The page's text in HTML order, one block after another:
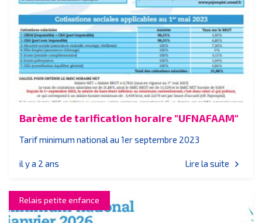
Barème de tarification horaire "UFNAFAAM"
Tarif minimum national au 1er septembre 2023
il y a 2 ans Lire la suite chevron_right
Relais petite enfance